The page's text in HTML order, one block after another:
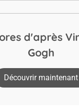
d'après
Gogh
Découvrir maintenant